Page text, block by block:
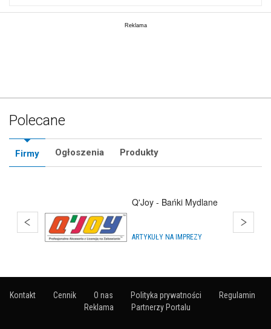
Polecane
Firmy Ogłoszenia Produkty
Hurtownia Animatora
HURTOWNIE
Kontakt Cennik O nas Polityka prywatności
Regulamin
Reklama
Partnerzy Portalu